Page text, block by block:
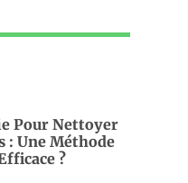
Pour Nettoyer
: Une Méthode
?